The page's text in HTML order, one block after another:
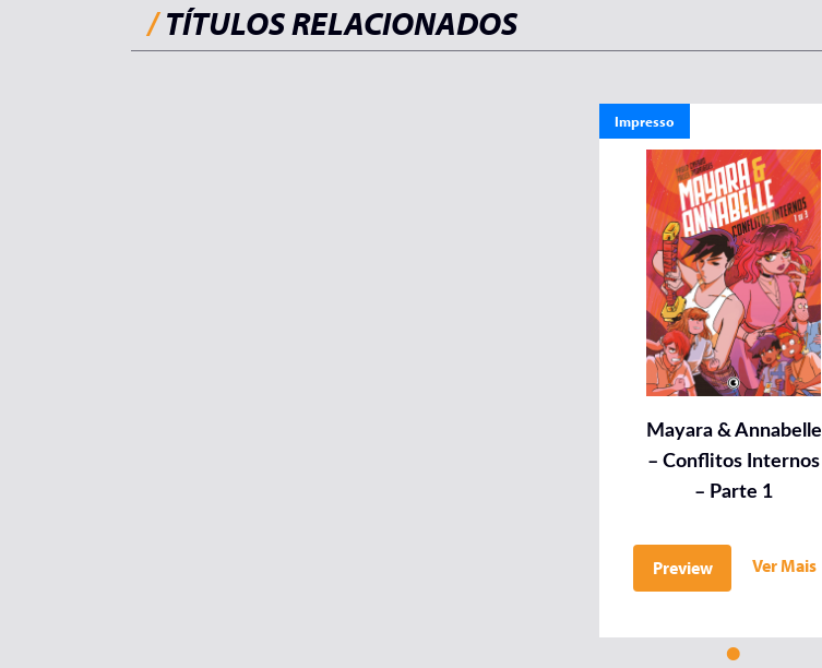
/TÍTULOS RELACIONADOS
Impresso
Mayara & Annabelle
– Conflitos Internos
– Parte 1
Preview Ver Mais